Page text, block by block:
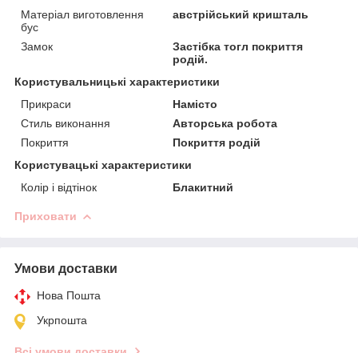
Матеріал виготовлення
бус
австрійський кришталь
Замок
Застібка тогл покриття
родій.
Користувальницькі характеристики
Прикраси
Намісто
Стиль виконання
Авторська робота
Покриття
Покриття родій
Користувацькi характеристики
Колір і відтінок
Блакитний
Приховати
Умови доставки
Нова Пошта
Укрпошта